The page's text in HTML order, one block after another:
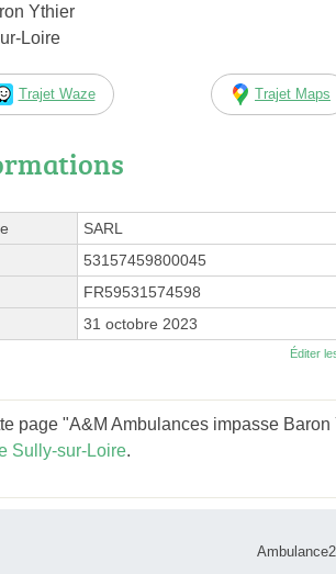
Ythier
Loire
Trajet Waze Trajet Maps
SARL
53157459800045
FR59531574598
31 octobre 2023
Éditer
page "A&M Ambulances impasse
Sully-sur-Loire.